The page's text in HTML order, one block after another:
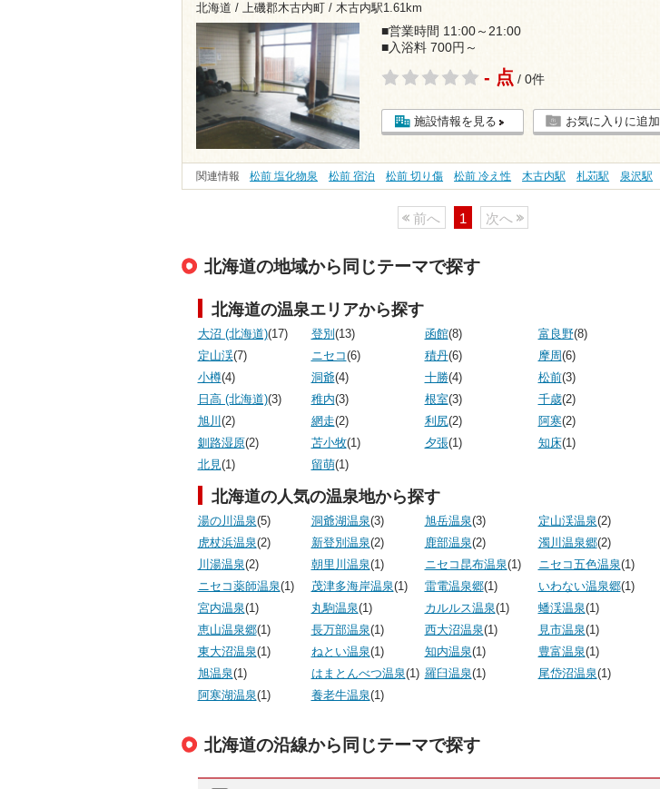
北海道 / 上磯郡木古内町 / 木古内駅1.61km
■営業時間 11:00～21:00
■入浴料 700円～
- 点 / 0件
施設情報を見る お気に入りに追加
関連情報 松前 塩化物泉 松前 宿泊 松前 切り傷 松前 冷え性 木古内駅 札苅駅 泉沢駅
前へ 1 次へ
北海道の地域から同じテーマで探す
北海道の温泉エリアから探す
大沼 (北海道)(17) 登別 (13) 函館(8) 富良野(8)
定山渓(7) ニセコ(6) 積丹(6) 摩周(6)
小樽(4) 洞爺(4) 十勝(4) 松前(3)
日高 (北海道)(3) 稚内(3) 根室(3) 千歳(2)
旭川 (2) 網走(2) 利尻(2) 阿寒(2)
釧路湿原(2) 苫小牧(1) 夕張(1) 知床(1)
北見(1) 留萌(1)
北海道の人気の温泉地から探す
湯の川温泉(5) 洞爺湖温泉(3) 旭岳温泉(3) 定山渓温泉(2)
虎杖浜温泉(2) 新登別温泉(2) 鹿部温泉(2) 濁川温泉郷(2)
川湯温泉(2) 朝里川温泉(1) ニセコ昆布温泉(1) ニセコ五色温泉(1)
ニセコ薬師温泉(1) 茂津多海岸温泉(1) 雷電温泉郷(1) いわない温泉郷(1)
宮内温泉(1) 丸駒温泉(1) カルルス温泉(1) 蟠渓温泉(1)
恵山温泉郷(1) 長万部温泉(1) 西大沼温泉(1) 見市温泉(1)
東大沼温泉(1) ねとい温泉(1) 知内温泉(1) 豊富温泉(1)
旭温泉(1) はまとんべつ温泉(1) 羅臼温泉(1) 尾岱沼温泉(1)
阿寒湖温泉(1) 養老牛温泉(1)
北海道の沿線から同じテーマで探す